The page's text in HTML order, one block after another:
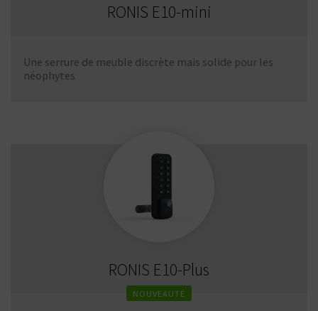
RONIS E10-mini
Une serrure de meuble discrète mais solide pour les
néophytes
RONIS E10-Plus
NOUVEAUTÉ